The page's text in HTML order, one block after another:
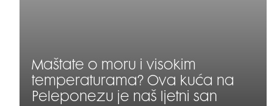
Maštate o moru i visokim
temperaturama? Ova kuća na
Peleponezu je naš ljetni san